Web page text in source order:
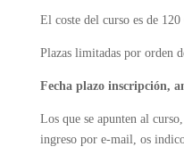
El coste del curso es de 120
Plazas limitadas por orden
Fecha plazo inscripción,
Los que se apunten al
ingreso por e-mail, os